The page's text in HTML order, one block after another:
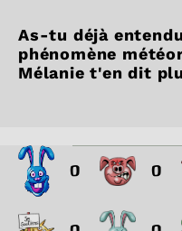
As-tu déjà
phénomène
Mélanie t'en dit
0 0